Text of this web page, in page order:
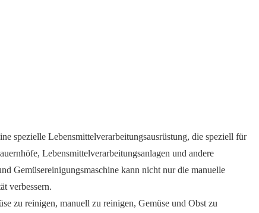
spezielle Lebensmittelverarbeitungsausrüstung, die speziell für
Lebensmittelverarbeitungsanlagen und andere
Gemüsereinigungsmaschine kann nicht nur die manuelle
verbessern.
zu reinigen, manuell zu reinigen, Gemüse und Obst zu